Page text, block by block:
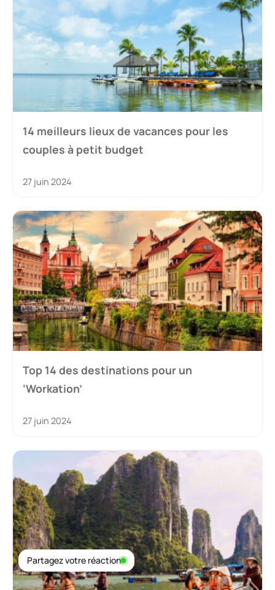
14 meilleurs lieux de vacances pour les
couples à petit budget
27 juin 2024
Top 14 des destinations pour un
‘Workation’
27 juin 2024
Partagez votre réaction